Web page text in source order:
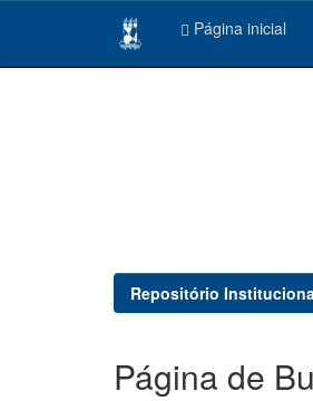
Página inicial
Repositório
Página de